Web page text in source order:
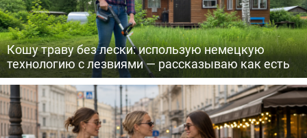
Кошу траву без лески: использую немецкую
технологию с лезвиями — рассказываю как есть